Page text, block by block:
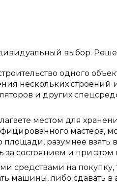
выбор.
одного
нескольких строений
и других
местом для
мастера,
разумнее взять
состоянием и при этом
средствами на
машины, либо сдавать в